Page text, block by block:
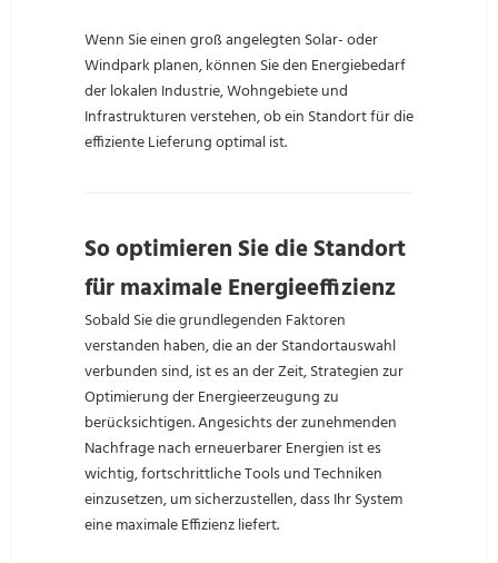
Wenn Sie einen groß angelegten Solar- oder
Windpark planen, können Sie den Energiebedarf
der lokalen Industrie, Wohngebiete und
Infrastrukturen verstehen, ob ein Standort für die
effiziente Lieferung optimal ist.
So optimieren Sie die Standort
für maximale Energieeffizienz
Sobald Sie die grundlegenden Faktoren
verstanden haben, die an der Standortauswahl
verbunden sind, ist es an der Zeit, Strategien zur
Optimierung der Energieerzeugung zu
berücksichtigen. Angesichts der zunehmenden
Nachfrage nach erneuerbarer Energien ist es
wichtig, fortschrittliche Tools und Techniken
einzusetzen, um sicherzustellen, dass Ihr System
eine maximale Effizienz liefert.